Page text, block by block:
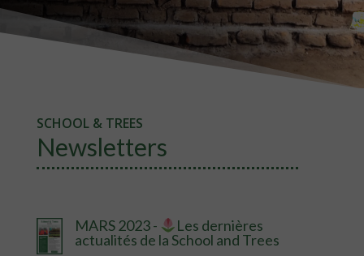
SCHOOL & TREES
Newsletters
MARS 2023 -
Les dernières
actualités de la School and Trees